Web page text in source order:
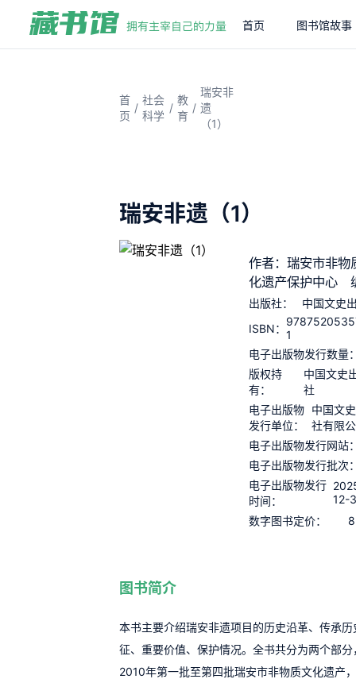
首页 图书馆故事
首
页
/
社会
科学
/
教
育
/
瑞安非
遗
（1）
瑞安非遗（1）
作者：瑞安市非物
化遗产保护中心
出版社：
中国文史
ISBN： 1
电子出版物发行数量
版权持
有：
中国文史
社
电子出版物
发行单位：
中国文
社有限
电子出版物发行网站
电子出版物发行批次
电子出版物发行
时间：
12-
数字图书定价：
图书简介
本书主要介绍瑞安非遗项目的历史沿革、传承
征、重要价值、保护情况。全书共分为两个部
2010年第一批至第四批瑞安市非物质文化遗产